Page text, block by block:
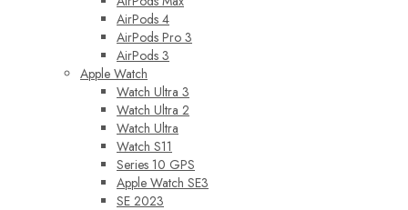
AirPods 4
AirPods Pro 3
AirPods 3
Apple Watch
Watch Ultra 3
Watch Ultra 2
Watch Ultra
Watch S11
Series 10 GPS
Apple Watch SE3
SE 2023